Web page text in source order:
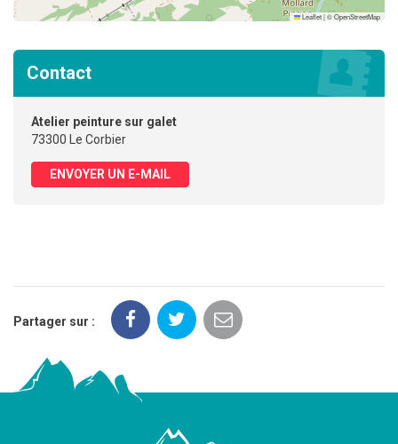
Leaflet|©OpenStreetMap
Contact
Atelier peinture sur galet
73300 Le Corbier
ENVOYER UN E-MAIL
Partager sur :